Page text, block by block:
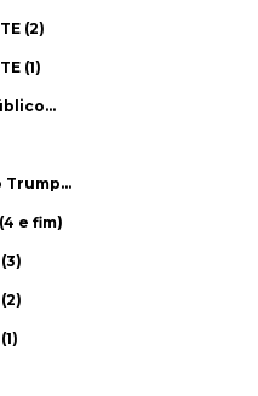
(2)
(1)
Trump…
e fim)